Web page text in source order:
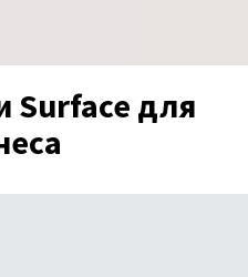
Surface для